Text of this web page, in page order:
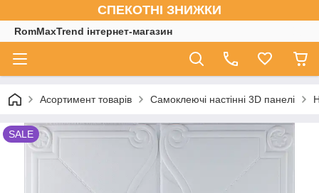
СПЕКОТНІ ЗНИЖКИ
RomMaxTrend інтернет-магазин
Асортимент товарів Самоклеючі настінні 3D панелі
SALE